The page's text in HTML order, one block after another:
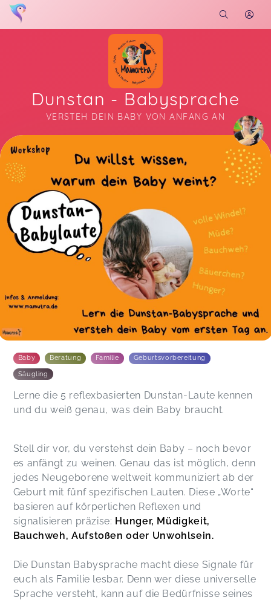
Dunstan - Babysprache
VERSTEH DEIN BABY VON ANFANG AN
Soon you will learn more about me here...
Baby Beratung Familie Geburtsvorbereitung
Säugling
Lerne die 5 reflexbasierten Dunstan-Laute kennen
und du weiß genau, was dein Baby braucht.
Stell dir vor, du verstehst dein Baby – noch bevor
es anfängt zu weinen. Genau das ist möglich, denn
jedes Neugeborene weltweit kommuniziert ab der
Geburt mit fünf spezifischen Lauten. Diese „Worte“
basieren auf körperlichen Reflexen und
signalisieren präzise: Hunger, Müdigkeit,
Bauchweh, Aufstoßen oder Unwohlsein.
Die Dunstan Babysprache macht diese Signale für
euch als Familie lesbar. Denn wer diese universelle
Sprache versteht, kann auf die Bedürfnisse seines